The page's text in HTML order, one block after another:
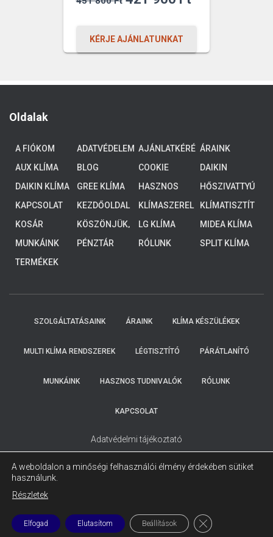
was:
451
421
KÉRJE AJÁNLATUNKAT
Oldalak
A FIÓKOM ADATVÉDELEM AJÁNLATKÉRÉ ÁRAINK
AUX KLÍMA
BLOG
COOKIE
DAIKIN
ALACSONY
HŐMÉRSÉKLE
RENDSZEREK,
DAIKIN KLÍMA GREE KLÍMA
HASZNOS
TUDNIVALÓK
HŐSZIVATTYÚ
KAPCSOLAT KEZDŐOLDAL
KLÍMASZEREL
KLÍMATISZTÍT
KOSÁR
KÖSZÖNJÜK,
HOGY
ELKÜLDTE
FELKERESIK
LG KLÍMA
MIDEA KLÍMA
MUNKÁINK
PÉNZTÁR RÓLUNK
SPLIT KLÍMA
TERMÉKEK
SZOLGÁLTATÁSAINK ÁRAINK KLÍMA KÉSZÜLÉKEK
MULTI KLÍMA RENDSZEREK LÉGTISZTÍTÓ PÁRÁTLANÍTÓ
MUNKÁINK HASZNOS TUDNIVALÓK RÓLUNK
KAPCSOLAT
Adatvédelmi tájékoztató
A weboldalon a minőségi felhasználói élmény érdekében sütiket
használunk.
Részletek
Elfogad Elutasítom Beállítások CLOSE GDPR